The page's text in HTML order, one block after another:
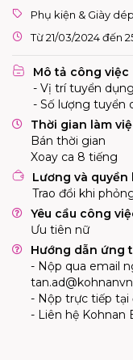
Phụ kiện & Giày dép
Từ 21/03/2024 đến
Mô tả công việc
- Vị trí tuyển
- Số lượng tuyển
Thời gian làm
Bán thời gian
Xoay ca 8 tiếng
Lương và quyền
Trao đổi khi
Yêu cầu công
Ưu tiên nữ
Hướng dẫn ứng
- Nộp qua email
- Nộp trực tiếp tại
- Liên hệ Kohnan